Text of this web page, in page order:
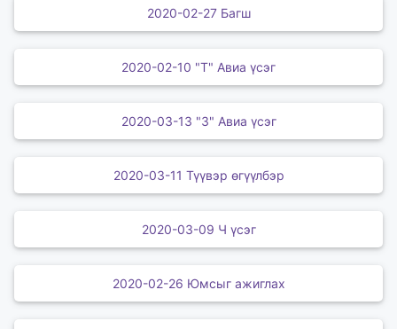
2020-02-27 Багш
2020-02-10 "Т" Авиа үсэг
2020-03-13 "З" Авиа үсэг
2020-03-11 Түүвэр өгүүлбэр
2020-03-09 Ч үсэг
2020-02-26 Юмсыг ажиглах